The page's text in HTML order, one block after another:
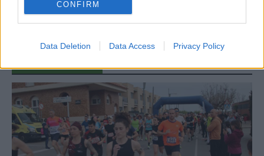
CONFIRM
Data Deletion Data Access Privacy Policy